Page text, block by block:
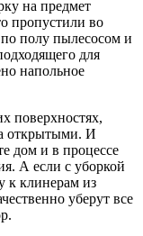
на предмет
пропустили во
полу пылесосом и
для
напольное
поверхностях,
открытыми. И
дом и в процессе
А если с уборкой
к клинерам из
уберут все